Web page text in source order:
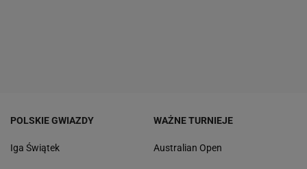
POLSKIE GWIAZDY
Iga Świątek
WAŻNE TURNIEJE
Australian Open